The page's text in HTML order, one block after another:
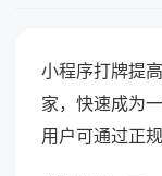
小程序打牌提
家，快速成为
用户可通过正